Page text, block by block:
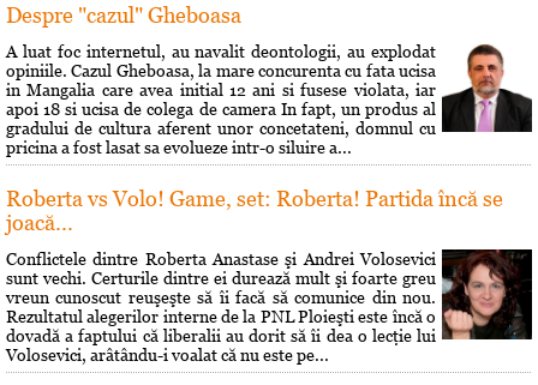
Despre "cazul" Gheboasa
A luat foc internetul, au navalit deontologii, au explodat
opiniile. Cazul Gheboasa, la mare concurenta cu fata ucisa
in Mangalia care avea initial 12 ani si fusese violata, iar
apoi 18 si ucisa de colega de camera In fapt, un produs al
gradului de cultura aferent unor concetateni, domnul cu
pricina a fost lasat sa evolueze intr-o siluire a...
Roberta vs Volo! Game, set: Roberta! Partida încă se
joacă...
Conflictele dintre Roberta Anastase şi Andrei Volosevici
sunt vechi. Certurile dintre ei durează mult şi foarte greu
vreun cunoscut reuşeşte să îi facă să comunice din nou.
Rezultatul alegerilor interne de la PNL Ploieşti este încă o
dovadă a faptului că liberalii au dorit să îi dea o lecţie lui
Volosevici, arâtându-i voalat că nu este pe...